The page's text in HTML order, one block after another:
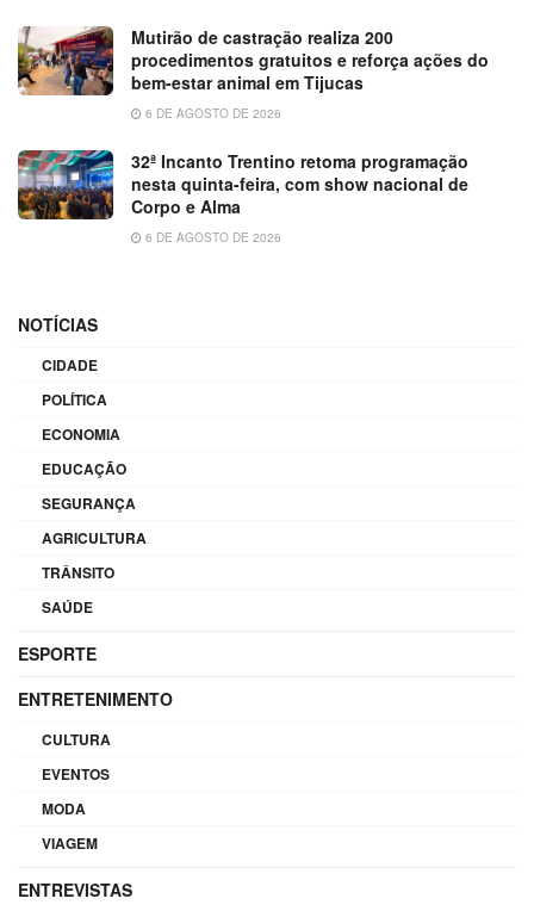
Mutirão de castração realiza 200
procedimentos gratuitos e reforça ações do
bem-estar animal em Tijucas
6 DE AGOSTO DE 2026
32ª Incanto Trentino retoma programação
nesta quinta-feira, com show nacional de
Corpo e Alma
6 DE AGOSTO DE 2026
NOTÍCIAS
CIDADE
POLÍTICA
ECONOMIA
EDUCAÇÃO
SEGURANÇA
AGRICULTURA
TRÂNSITO
SAÚDE
ESPORTE
ENTRETENIMENTO
CULTURA
EVENTOS
MODA
VIAGEM
ENTREVISTAS